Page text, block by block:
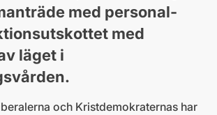
med personal-
med
läget i
och Kristdemokraternas har